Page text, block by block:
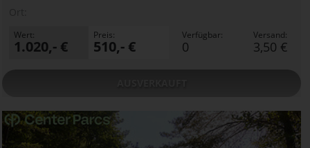
Wert:
1.020,- €
Preis:
510,- €
Verfügbar:
0
Versand:
3,50 €